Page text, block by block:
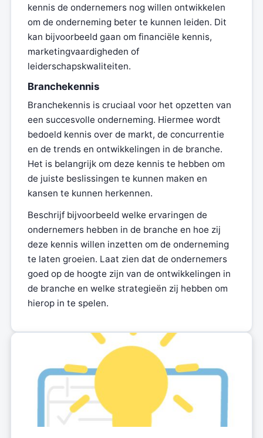
kennis de ondernemers nog willen ontwikkelen
om de onderneming beter te kunnen leiden. Dit
kan bijvoorbeeld gaan om financiële kennis,
marketingvaardigheden of
leiderschapskwaliteiten.
Branchekennis
Branchekennis is cruciaal voor het opzetten van
een succesvolle onderneming. Hiermee wordt
bedoeld kennis over de markt, de concurrentie
en de trends en ontwikkelingen in de branche.
Het is belangrijk om deze kennis te hebben om
de juiste beslissingen te kunnen maken en
kansen te kunnen herkennen.
Beschrijf bijvoorbeeld welke ervaringen de
ondernemers hebben in de branche en hoe zij
deze kennis willen inzetten om de onderneming
te laten groeien. Laat zien dat de ondernemers
goed op de hoogte zijn van de ontwikkelingen in
de branche en welke strategieën zij hebben om
hierop in te spelen.